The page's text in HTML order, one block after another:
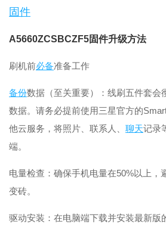
固件
A5660ZCSBCZF5固件升级方法
刷机前必备准备工作
备份数据（至关重要）：线刷五件套会
数据。请务必提前使用三星官方的
他云服务，将照片、联系人、 聊天记录
端。
电量检查：确保手机电量在50%以上，
变砖。
驱动安装：在电脑端下载并安装最新版